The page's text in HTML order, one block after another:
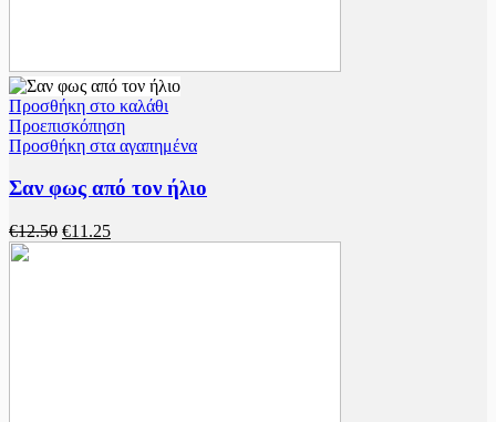
Προσθήκη στο καλάθι
Προεπισκόπηση
Προσθήκη στα αγαπημένα
Σαν φως από τον ήλιο
€12.50 €11.25